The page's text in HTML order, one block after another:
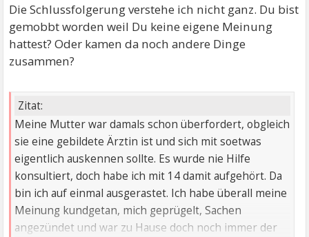
Die Schlussfolgerung verstehe ich nicht ganz. Du bist
gemobbt worden weil Du keine eigene Meinung
hattest? Oder kamen da noch andere Dinge
zusammen?
Zitat:
Meine Mutter war damals schon überfordert, obgleich
sie eine gebildete Ärztin ist und sich mit soetwas
eigentlich auskennen sollte. Es wurde nie Hilfe
konsultiert, doch habe ich mit 14 damit aufgehört. Da
bin ich auf einmal ausgerastet. Ich habe überall meine
Meinung kundgetan, mich geprügelt, Sachen
angezündet und war zu Hause doch noch immer der